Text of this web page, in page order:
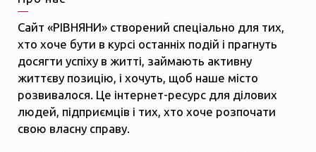
Сайт «РІВНЯНИ» створений спеціально для тих,
хто хоче бути в курсі останніх подій і прагнуть
досягти успіху в житті, займають активну
життєву позицію, і хочуть, щоб наше місто
розвивалося. Це інтернет-ресурс для ділових
людей, підприємців і тих, хто хоче розпочати
свою власну справу.